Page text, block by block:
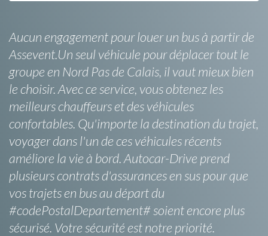
Aucun engagement pour louer un bus à partir de
Assevent.Un seul véhicule pour déplacer tout le
groupe en Nord Pas de Calais, il vaut mieux bien
le choisir. Avec ce service, vous obtenez les
meilleurs chauffeurs et des véhicules
confortables. Qu'importe la destination du trajet,
voyager dans l'un de ces véhicules récents
améliore la vie à bord. Autocar-Drive prend
plusieurs contrats d'assurances en sus pour que
vos trajets en bus au départ du
#codePostalDepartement# soient encore plus
sécurisé. Votre sécurité est notre priorité.